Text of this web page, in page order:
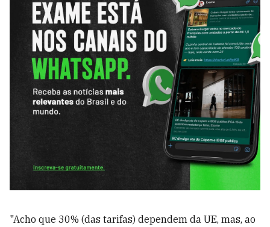
"Acho que 30% (das tarifas) dependem da UE, mas, ao